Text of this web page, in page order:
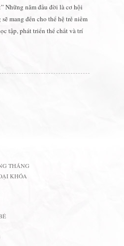
Những năm đầu đời là cơ hội
mang đến cho thể hệ trẻ niềm
tập, phát triển thể chất và trí
THÁNG
KHÓA